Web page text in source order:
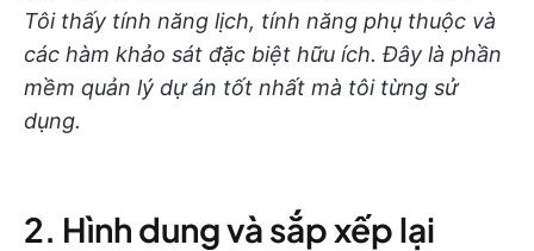
Tôi thấy tính năng lịch, tính năng phụ thuộc và
các hàm khảo sát đặc biệt hữu ích. Đây là phần
mềm quản lý dự án tốt nhất mà tôi từng sử
dụng.
2. Hình dung và sắp xếp lại